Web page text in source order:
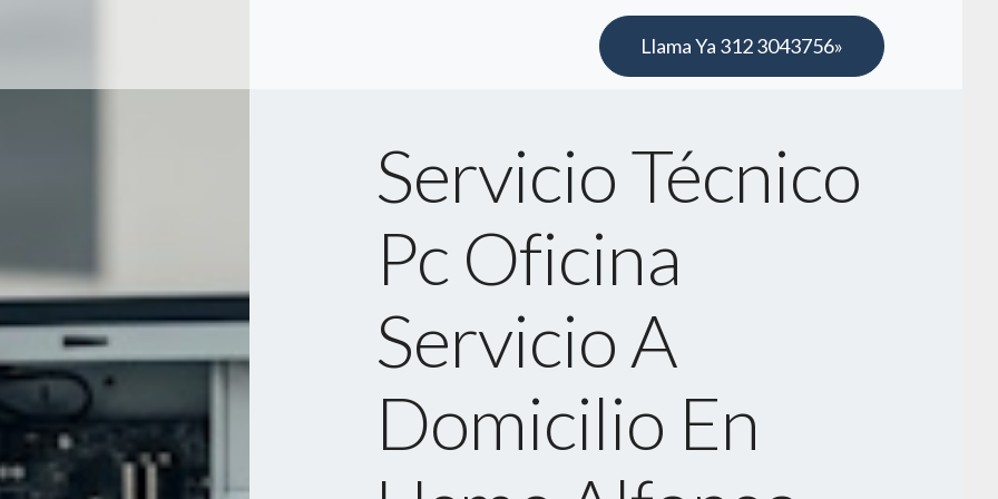
Llama Ya 312 3043756»
Servicio Técnico
Pc Oficina
Servicio A
Domicilio En